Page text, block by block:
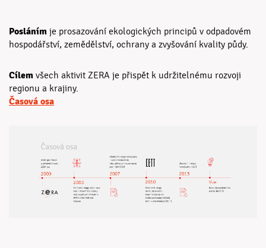
Posláním je prosazování ekologických principů v odpadovém
hospodářství, zemědělství, ochrany a zvyšování kvality půdy.
Cílem všech aktivit ZERA je přispět k udržitelnému rozvoji
regionu a krajiny.
Časová osa